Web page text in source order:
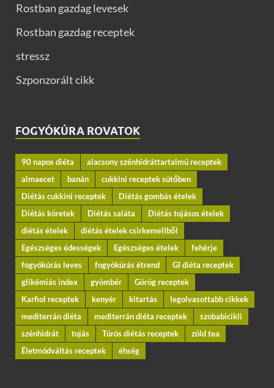
Rostban gazdag levesek
Rostban gazdag receptek
stressz
Szponzorált cikk
FOGYÓKÚRA ROVATOK
90 napos diéta
alacsony szénhidráttartalmú receptek
almaecet
banán
cukkini receptek sütőben
Diétás cukkini receptek
Diétás gombás ételek
Diétás köretek
Diétás saláta
Diétás tojásos ételek
diétás ételek
diétás ételek csirkemellből
Egészséges édességek
Egészséges ételek
fehérje
fogyókúrás leves
fogyókúrás étrend
GI diéta receptek
glikémiás index
gyömbér
Görög receptek
Karfiol receptek
kenyér kitartás
legolvasottabb cikkek
mediterrán diéta
mediterrán diéta receptek
szobabicikli
szénhidrát
tojás Túrós diétás receptek
zöld tea
Életmódváltás receptek
éhség